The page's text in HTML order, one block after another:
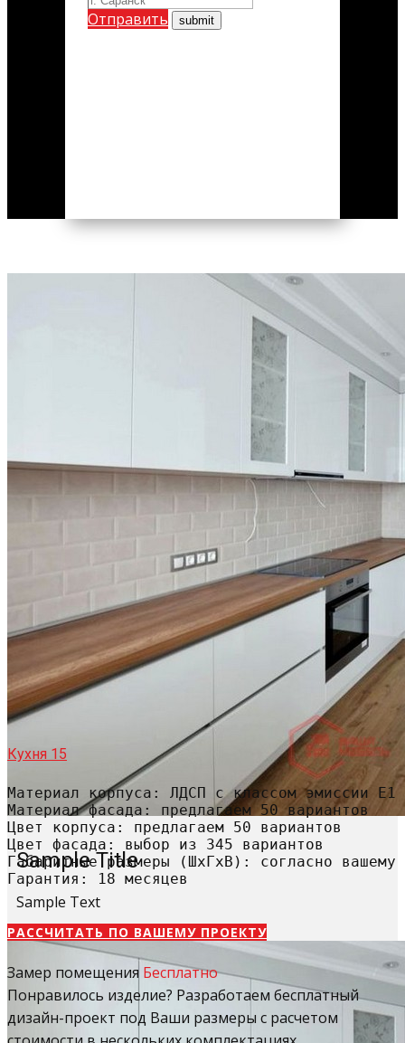
Отправить
Sample Title
Sample Text
Кухня 15
Материал корпуса: ЛДСП с классом эмиссии Е1
Материал фасада: предлагаем 50 вариантов
Цвет корпуса: предлагаем 50 вариантов
Цвет фасада: выбор из 345 вариантов
Габаритные размеры (ШхГхВ): согласно вашему
Гарантия: 18 месяцев
РАССЧИТАТЬ​ ПО ВАШЕМУ ПРОЕКТУ
Замер помещения Бесплатно
Понравилось изделие? Разработаем бесплатный
дизайн-проект под Ваши размеры с расчетом